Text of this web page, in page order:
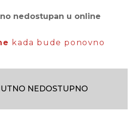
nedostupan u online
kada bude ponovno
NEDOSTUPNO